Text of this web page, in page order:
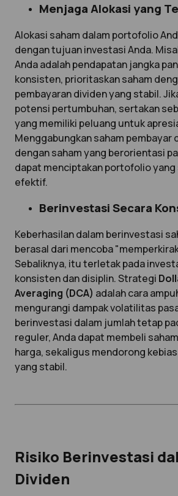
Menjaga Alokasi yang
Alokasi saham dalam portofolio
dengan tujuan investasi Anda.
Anda adalah pendapatan jangka
konsisten, prioritaskan saham
pembayaran dividen yang stabil.
potensi pertumbuhan, sertakan
yang memiliki peluang untuk
Menggabungkan saham pembayar
dengan saham yang berorientasi
dapat menciptakan portofolio yang
efektif.
Berinvestasi Secara
Keberhasilan dalam berinvestasi
berasal dari mencoba
Sebaliknya, itu terletak pada
konsisten dan disiplin. Strategi
Averaging (DCA) adalah cara
mengurangi dampak volatilitas
berinvestasi dalam jumlah tetap
reguler, Anda dapat membeli
harga, sekaligus mendorong
yang stabil.
Risiko Berinvestasi
Dividen